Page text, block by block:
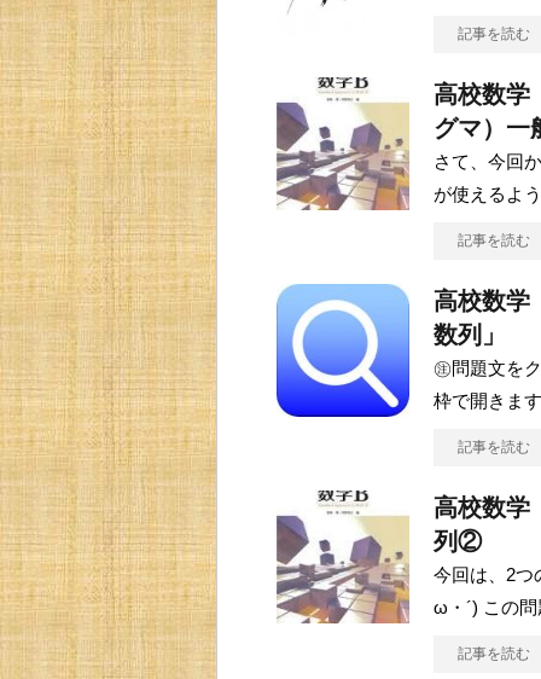
記事を読む
高校数
グマ）
さて、今回
が使えるよ
記事を読む
高校数
数列」
㊟問題文を
枠で開きま
記事を読む
高校数
列②
今回は、2つ
ω・´) この
記事を読む